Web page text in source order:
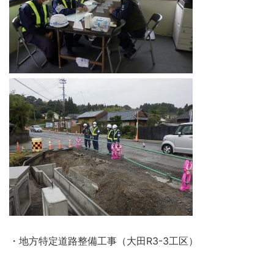
・地方特定道路整備工事（大田R3-3工区）